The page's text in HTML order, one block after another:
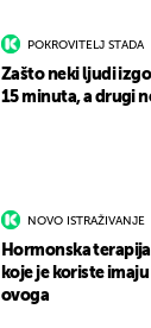
POKROVITELJ STADA
Zašto neki ljudi
15 minuta, a drugi
NOVO ISTRAŽIVANJE
Hormonska
koje je koriste
ovoga